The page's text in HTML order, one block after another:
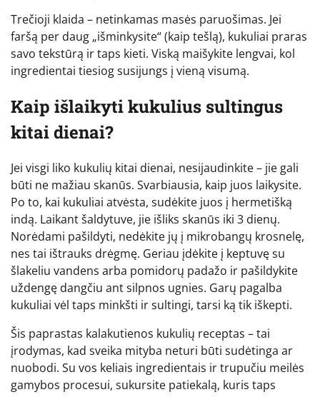
Trečioji klaida – netinkamas masės paruošimas. Jei
faršą per daug „išminkysite“ (kaip tešlą), kukuliai praras
savo tekstūrą ir taps kieti. Viską maišykite lengvai, kol
ingredientai tiesiog susijungs į vieną visumą.
Kaip išlaikyti kukulius sultingus
kitai dienai?
Jei visgi liko kukulių kitai dienai, nesijaudinkite – jie gali
būti ne mažiau skanūs. Svarbiausia, kaip juos laikysite.
Po to, kai kukuliai atvėsta, sudėkite juos į hermetišką
indą. Laikant šaldytuve, jie išliks skanūs iki 3 dienų.
Norėdami pašildyti, nedėkite jų į mikrobangų krosnelę,
nes tai ištrauks drėgmę. Geriau įdėkite į keptuvę su
šlakeliu vandens arba pomidorų padažo ir pašildykite
uždengę dangčiu ant silpnos ugnies. Garų pagalba
kukuliai vėl taps minkšti ir sultingi, tarsi ką tik iškepti.
Šis paprastas kalakutienos kukulių receptas – tai
įrodymas, kad sveika mityba neturi būti sudėtinga ar
nuobodi. Su vos keliais ingredientais ir trupučiu meilės
gamybos procesui, sukursite patiekalą, kuris taps